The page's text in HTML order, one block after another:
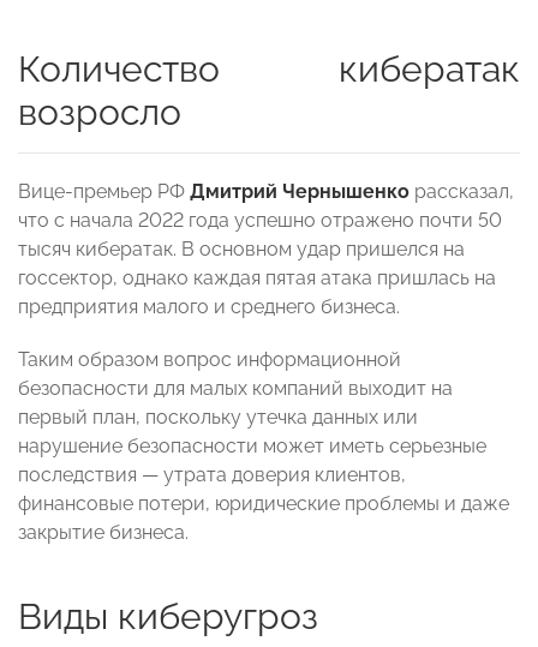
Количество кибератак
возросло
Вице-премьер РФ Дмитрий Чернышенко рассказал,
что с начала 2022 года успешно отражено почти 50
тысяч кибератак. В основном удар пришелся на
госсектор, однако каждая пятая атака пришлась на
предприятия малого и среднего бизнеса.
Таким образом вопрос информационной
безопасности для малых компаний выходит на
первый план, поскольку утечка данных или
нарушение безопасности может иметь серьезные
последствия — утрата доверия клиентов,
финансовые потери, юридические проблемы и даже
закрытие бизнеса.
Виды киберугроз